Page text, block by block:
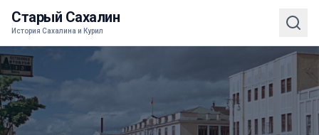
Старый Сахалин
История Сахалина и Курил